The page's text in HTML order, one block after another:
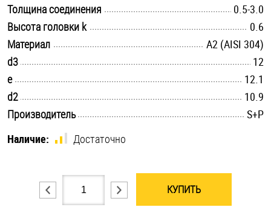
Шпильки
Шплинты
Толщина соединения
0.5-3.0
Высота головки k
0.6
Материал
А2 (AISI 304)
d3
12
e
12.1
d2
10.9
Производитель
S+P
Наличие:
Достаточно
КУПИТЬ